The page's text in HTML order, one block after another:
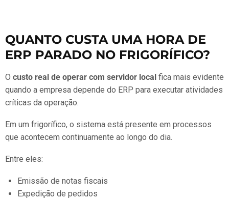
QUANTO CUSTA UMA HORA DE
ERP PARADO NO FRIGORÍFICO?
O custo real de operar com servidor local fica mais evidente
quando a empresa depende do ERP para executar atividades
críticas da operação.
Em um frigorífico, o sistema está presente em processos
que acontecem continuamente ao longo do dia.
Entre eles:
Emissão de notas fiscais
Expedição de pedidos